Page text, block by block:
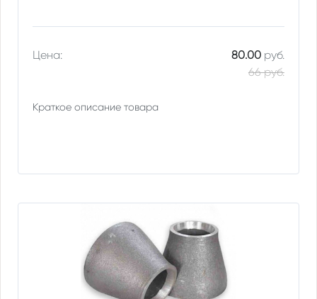
Цена: 80.00руб.
66 руб.
Краткое описание товара